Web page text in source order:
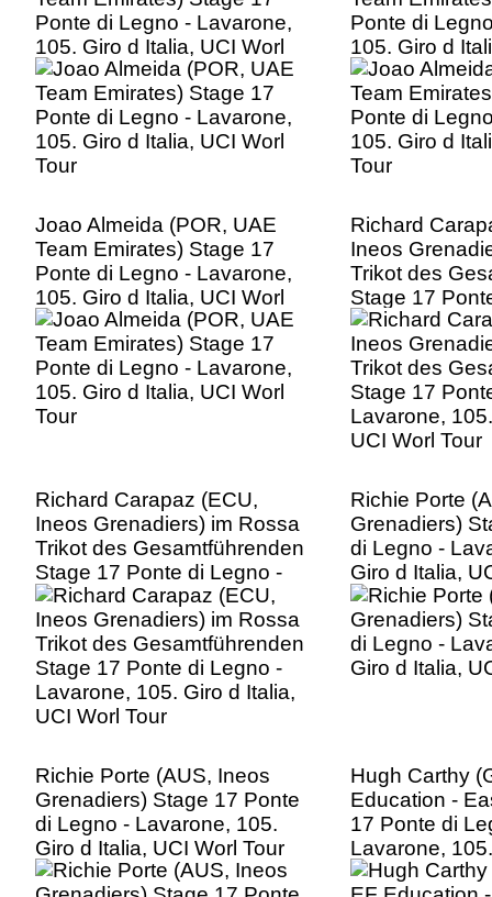
Ponte di Legno - Lavarone,
105. Giro d Italia, UCI Worl
Tour
Ponte di
105. Giro d
Tour
Joao Almeida (POR, UAE
Team Emirates) Stage 17
Ponte di Legno - Lavarone,
105. Giro d Italia, UCI Worl
Tour
Richard
Ineos
Trikot des
Stage 17
Lavarone,
UCI Worl Tour
Richard Carapaz (ECU,
Ineos Grenadiers) im Rossa
Trikot des Gesamtführenden
Stage 17 Ponte di Legno -
Lavarone, 105. Giro d Italia,
UCI Worl Tour
Richie Porte
Grenadiers)
di Legno -
Giro d Italia,
Richie Porte (AUS, Ineos
Grenadiers) Stage 17 Ponte
di Legno - Lavarone, 105.
Giro d Italia, UCI Worl Tour
Hugh Carthy
Education -
17 Ponte di
Lavarone,
UCI Worl Tour